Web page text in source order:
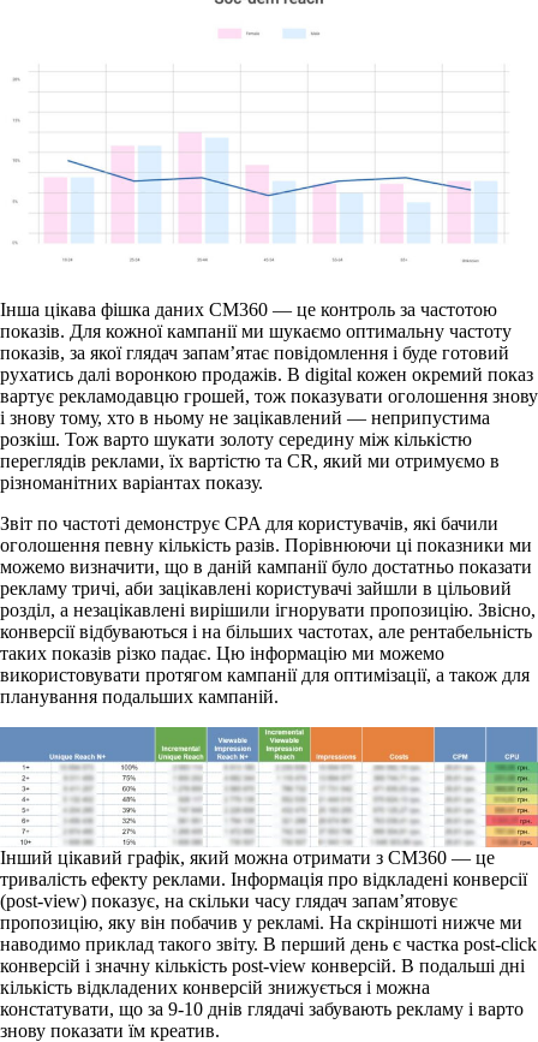
Інша цікава фішка даних CM360 — це контроль за частотою
показів. Для кожної кампанії ми шукаємо оптимальну частоту
показів, за якої глядач запам’ятає повідомлення і буде готовий
рухатись далі воронкою продажів. В digital кожен окремий показ
вартує рекламодавцю грошей, тож показувати оголошення знову
і знову тому, хто в ньому не зацікавлений — неприпустима
розкіш. Тож варто шукати золоту середину між кількістю
переглядів реклами, їх вартістю та CR, який ми отримуємо в
різноманітних варіантах показу.
Звіт по частоті демонструє CPA для користувачів, які бачили
оголошення певну кількість разів. Порівнюючи ці показники ми
можемо визначити, що в даній кампанії було достатньо показати
рекламу тричі, аби зацікавлені користувачі зайшли в цільовий
розділ, а незацікавлені вирішили ігнорувати пропозицію. Звісно,
конверсії відбуваються і на більших частотах, але рентабельність
таких показів різко падає. Цю інформацію ми можемо
використовувати протягом кампанії для оптимізації, а також для
планування подальших кампаній.
Інший цікавий графік, який можна отримати з CM360 — це
тривалість ефекту реклами. Інформація про відкладені конверсії
(post-view) показує, на скільки часу глядач запам’ятовує
пропозицію, яку він побачив у рекламі. На скріншоті нижче ми
наводимо приклад такого звіту. В перший день є частка post-click
конверсій і значну кількість post-view конверсій. В подальші дні
кількість відкладених конверсій знижується і можна
констатувати, що за 9-10 днів глядачі забувають рекламу і варто
знову показати їм креатив.